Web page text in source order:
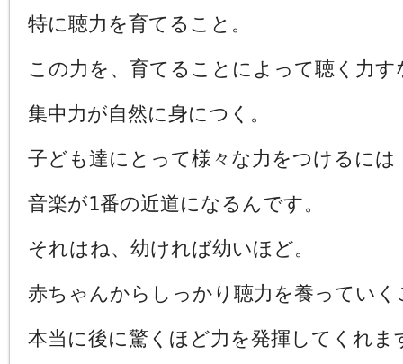
特に聴力を育てること。
この力を、育てることによって聴く力す
集中力が自然に身につく。
子ども達にとって様々な力をつけるには
音楽が1番の近道になるんです。
それはね、幼ければ幼いほど。
赤ちゃんからしっかり聴力を養っていく
本当に後に驚くほど力を発揮してくれま